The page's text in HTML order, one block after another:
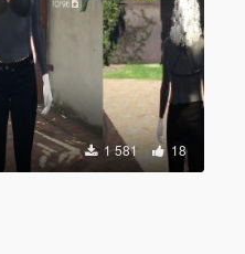
1 581 18